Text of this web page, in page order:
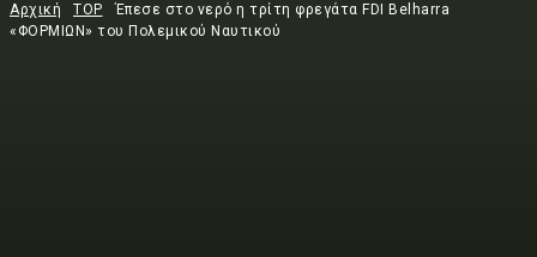
Αρχική TOP
Έπεσε στο νερό η τρίτη φρεγάτα FDI Belharra
«ΦΟΡΜΙΩΝ» του Πολεμικού Ναυτικού